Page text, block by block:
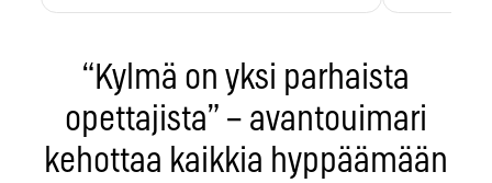
“Kylmä on yksi parhaista
opettajista” – avantouimari
kehottaa kaikkia hyppäämään